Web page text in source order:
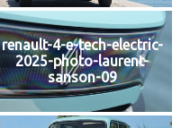
renault-4-e-tech-electric-
2025-photo-laurent-
sanson-09